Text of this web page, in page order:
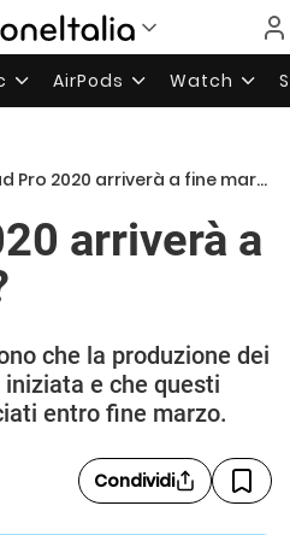
AirPods Watch
Pro 2020 arriverà a fine marzo?
arriverà a
che la produzione dei
e che questi
entro fine marzo.
Condividi